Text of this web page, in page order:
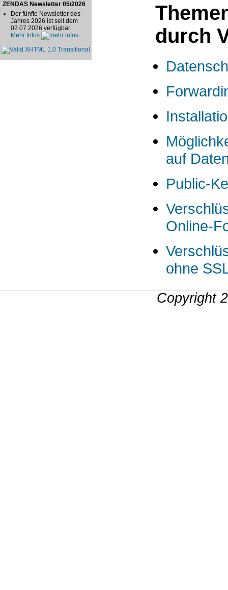
ZENDAS Newsletter 05/2026
Der fünfte Newsletter des
Jahres 2026 ist seit dem
02.07.2026 verfügbar.
Mehr Infos
durch
auf
Public-
Online-
ohne
Copyright